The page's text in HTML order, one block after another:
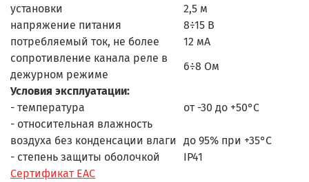
установки
2,5 м
напряжение питания
8÷15 В
потребляемый ток, не более
12 мА
сопротивление канала реле в
дежурном режиме
6÷8 Ом
Условия эксплуатации:
- температура
от -30 до +50°С
- относительная влажность
воздуха без конденсации влаги
до 95% при +35°С
- степень защиты оболочкой
IP41
Сертификат ЕАС